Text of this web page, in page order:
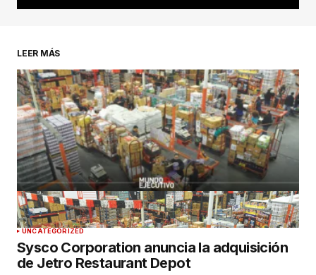
LEER MÁS
UNCATEGORIZED
Sysco Corporation anuncia la adquisición
de Jetro Restaurant Depot